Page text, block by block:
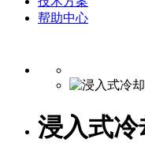
帮助中心
浸入式